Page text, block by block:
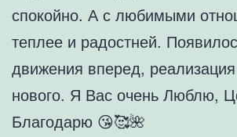
спокойно. А с любимыми
теплее и радостней.
движения вперед,
нового. Я Вас очень Люблю,
Благодарю 😘🥰🌺